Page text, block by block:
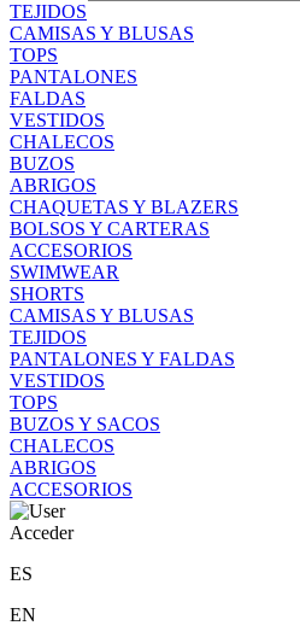
TEJIDOS
CAMISAS Y BLUSAS
TOPS
PANTALONES
FALDAS
VESTIDOS
CHALECOS
BUZOS
ABRIGOS
CHAQUETAS Y BLAZERS
BOLSOS Y CARTERAS
ACCESORIOS
SWIMWEAR
SHORTS
CAMISAS Y BLUSAS
TEJIDOS
PANTALONES Y FALDAS
VESTIDOS
TOPS
BUZOS Y SACOS
CHALECOS
ABRIGOS
ACCESORIOS
Acceder
ES
EN